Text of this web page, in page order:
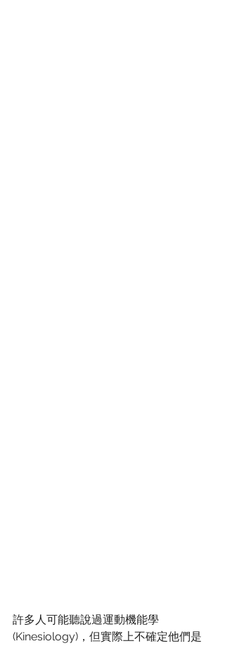
許多人可能聽說過運動機能學
(Kinesiology)，但實際上不確定他們是